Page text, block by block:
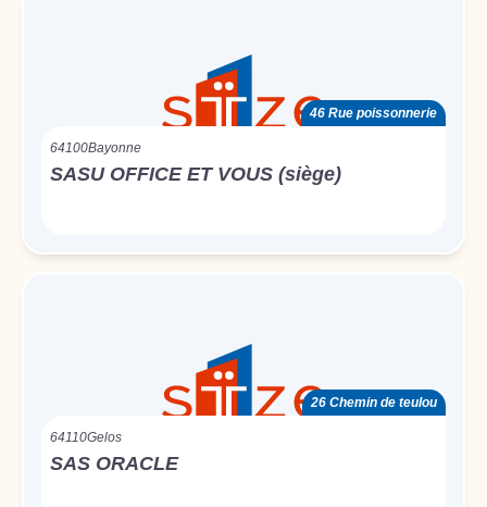
46 Rue poissonnerie
64100Bayonne
SASU OFFICE ET VOUS (siège)
26 Chemin de teulou
64110Gelos
SAS ORACLE